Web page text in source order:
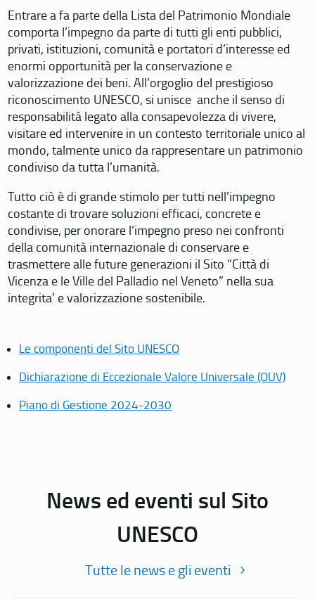
Entrare a fa parte della Lista del Patrimonio Mondiale
comporta l’impegno da parte di tutti gli enti pubblici,
privati, istituzioni, comunità e portatori d’interesse ed
enormi opportunità per la conservazione e
valorizzazione dei beni. All’orgoglio del prestigioso
riconoscimento UNESCO, si unisce anche il senso di
responsabilità legato alla consapevolezza di vivere,
visitare ed intervenire in un contesto territoriale unico al
mondo, talmente unico da rappresentare un patrimonio
condiviso da tutta l’umanità.
Tutto ciò è di grande stimolo per tutti nell’impegno
costante di trovare soluzioni efficaci, concrete e
condivise, per onorare l’impegno preso nei confronti
della comunità internazionale di conservare e
trasmettere alle future generazioni il Sito “Città di
Vicenza e le Ville del Palladio nel Veneto” nella sua
integrita’ e valorizzazione sostenibile.
Le componenti del Sito UNESCO
Dichiarazione di Eccezionale Valore Universale (OUV)
Piano di Gestione 2024-2030
News ed eventi sul Sito
UNESCO
Tutte le news e gli eventi